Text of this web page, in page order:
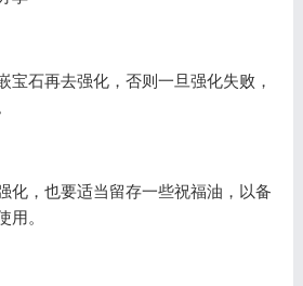
石再去强化，否则一旦强化失败，
，也要适当留存一些祝福油，以备
用。